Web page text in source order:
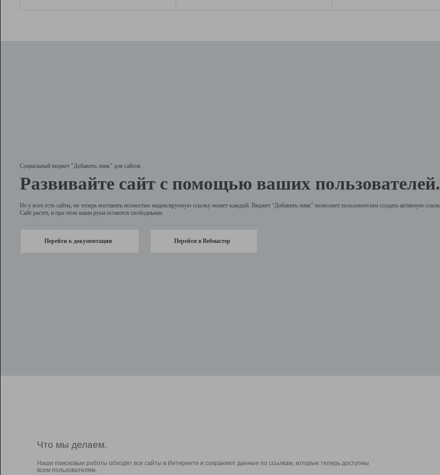
Социальный виджет "Добавить линк" для сайтов
Развивайте сайт с помощью ваших пользователей.
Не у всех есть сайты, но теперь поставить полностью индексируемую ссылку может каждый. Виджет “Добавить линк” позволяет пользователям создать активную
Сайт растет, и при этом ваши руки остаются свободными.
Перейти к документации Перейти в Вебмастер
Что мы делаем.
Наши поисковые роботы обходят все сайты в Интернете и сохраняют данные по ссылкам, которые теперь доступны
всем пользователям.